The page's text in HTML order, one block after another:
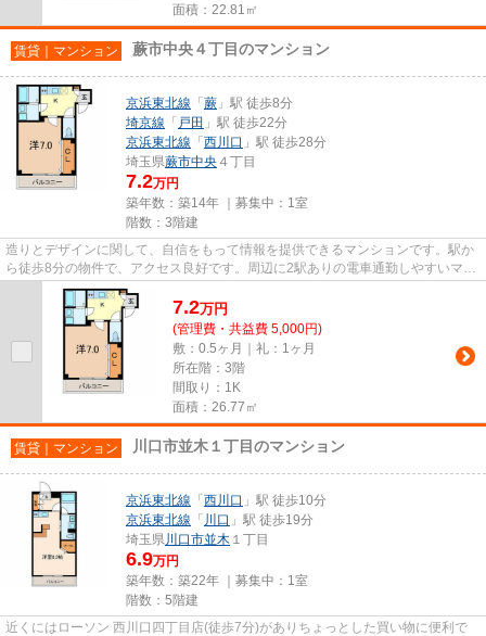
面積：22.81㎡
賃貸｜マンション 蕨市中央４丁目のマンション
京浜東北線 「 蕨 」駅 徒歩8分
埼京線 「 戸田 」駅 徒歩22分
京浜東北線 「 西川口 」駅 徒歩28分
埼玉県蕨市中央 ４丁目
7.2万円
築年数：築14年 ｜募集中： 1室
階数：3階建
造りとデザインに関して、自信をもって情報を提供できるマンションです。駅か
ら徒歩8分の物件で、アクセス良好です。周辺に2駅ありの電車通勤しやすいマン
ションです。物件をお探しな...
7.2万円
(管理費・共益費 5,000円)
敷：0.5ヶ月｜礼：1ヶ月
所在階：3階
間取り：1K
面積：26.77㎡
賃貸｜マンション 川口市並木１丁目のマンション
京浜東北線 「 西川口 」駅 徒歩10分
京浜東北線 「 川口 」駅 徒歩19分
埼玉県川口市並木 １丁目
6.9万円
築年数：築22年 ｜募集中： 1室
階数：5階建
近くにはローソン 西川口四丁目店(徒歩7分)がありちょっとした買い物に便利で